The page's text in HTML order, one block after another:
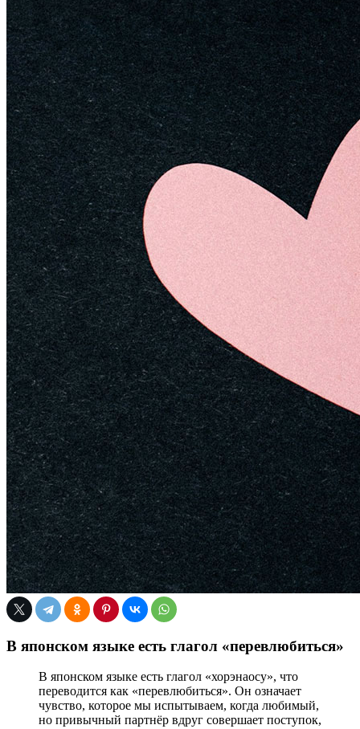
В японском языке есть глагол «перевлюбиться»
В японском языке есть глагол «хорэнаосу», что
переводится как «перевлюбиться». Он означает
чувство, которое мы испытываем, когда любимый,
но привычный партнёр вдруг совершает поступок,